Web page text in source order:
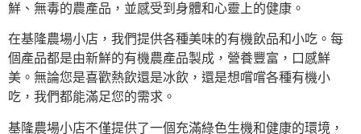
鮮、無毒的農產品，並感受到身體和心靈上的健康。
在基隆農場小店，我們提供各種美味的有機飲品和小吃。每
個產品都是由新鮮的有機農產品製成，營養豐富，口感鮮
美。無論您是喜歡熱飲還是冰飲，還是想嚐嚐各種有機小
吃，我們都能滿足您的需求。
基隆農場小店不僅提供了一個充滿綠色生機和健康的環境，